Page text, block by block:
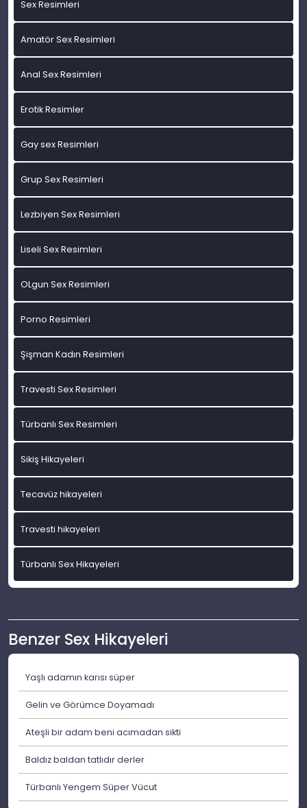
Sex Resimleri
Amatör Sex Resimleri
Anal Sex Resimleri
Erotik Resimler
Gay sex Resimleri
Grup Sex Resimleri
Lezbiyen Sex Resimleri
Liseli Sex Resimleri
OLgun Sex Resimleri
Porno Resimleri
Şişman Kadın Resimleri
Travesti Sex Resimleri
Türbanlı Sex Resimleri
Sikiş Hikayeleri
Tecavüz hikayeleri
Travesti hikayeleri
Türbanlı Sex Hikayeleri
Benzer Sex Hikayeleri
Yaşlı adamın karısı süper
Gelin ve Görümce Doyamadı
Ateşli bir adam beni acımadan sikti
Baldız baldan tatlıdır derler
Türbanlı Yengem Süper Vücut